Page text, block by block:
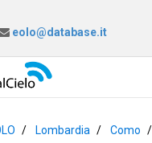
eolo@database.it
Lombardia Como